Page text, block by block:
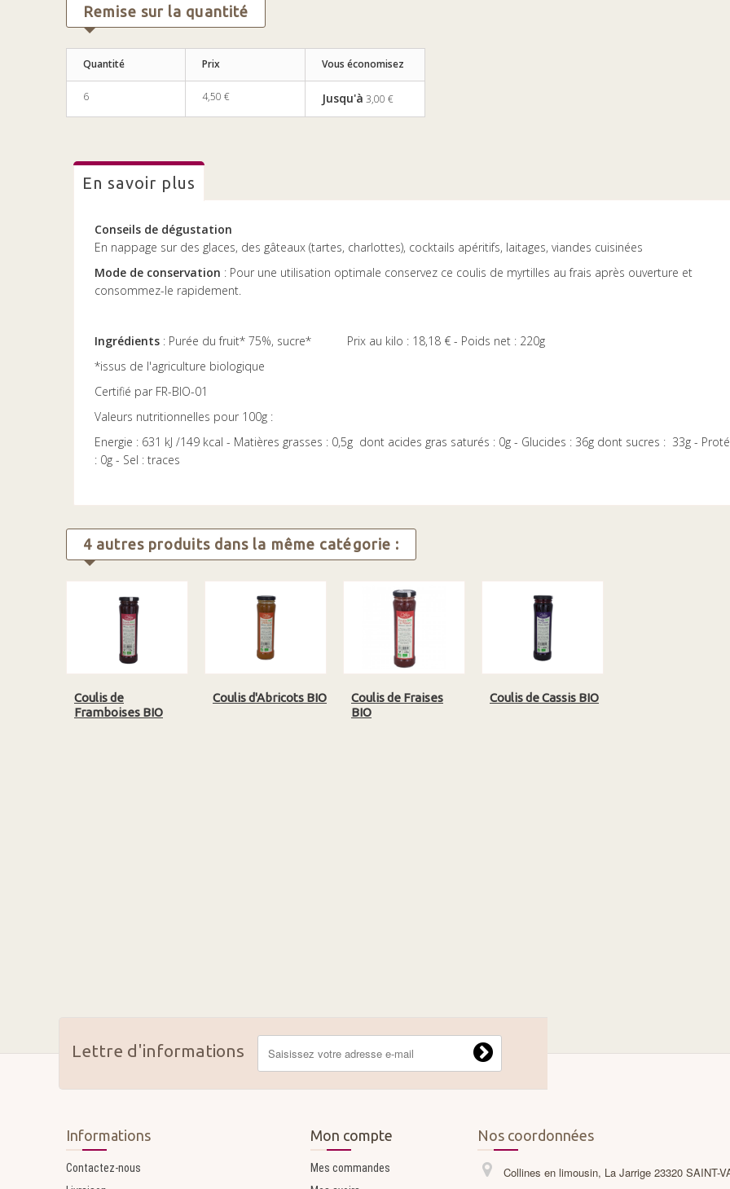
Remise sur la quantité
Quantité Prix Vous économisez
6 4,50 € Jusqu'à 3,00 €
en savoir plus
Conseils de dégustation
En nappage sur des glaces, des gâteaux (tartes, charlottes), cocktails apéritifs, laitages, viandes cuisinées
Mode de conservation : Pour une utilisation optimale conservez ce coulis de myrtilles au frais après ouverture et
consommez-le rapidement.
Ingrédients : Purée du fruit* 75%, sucre* Prix au kilo : 18,18 € - Poids net : 220g
*issus de l'agriculture biologique
Certifié par FR-BIO-01
Valeurs nutritionnelles pour 100g :
Energie : 631 kJ /149 kcal - Matières grasses : 0,5g dont acides gras saturés : 0g - Glucides : 36g dont sucres : 33g -
: 0g - Sel : traces
4 autres produits dans la même catégorie :
Coulis de
Framboises BIO
Coulis d'Abricots BIO
Coulis de Fraises
BIO
Coulis de Cassis BIO
Lettre d'informations
Informations
Contactez-nous
Mon compte
Mes commandes
Nos coordonnées
Collines en limousin, La Jarrige 23320 SAINT-